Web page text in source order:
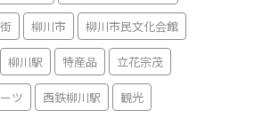
柳川市 柳川市民文化会館
柳川駅 特産品 立花宗茂
ツ 西鉄柳川駅 観光